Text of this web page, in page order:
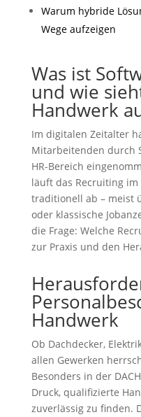
Warum hybride
Wege aufzeigen
Was ist
und wie
Handwerk
Im digitalen Zeitalter
Mitarbeitenden durch
HR-Bereich
läuft das Recruiting
traditionell ab – meist
oder klassische
die Frage: Welche
zur Praxis und den
Handwerk
Ob Dachdecker,
allen Gewerken
Besonders in der
Druck, qualifizierte
zuverlässig zu finden.